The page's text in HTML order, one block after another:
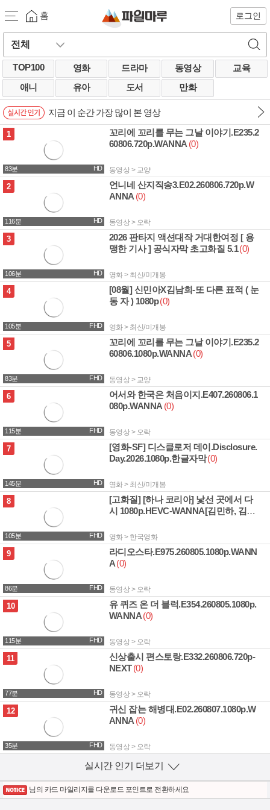
홈 로그인
TOP100 영화 드라마 동영상
교육
애니
유아 도서 만화
지금 이 순간 가장 많이 본 영상
1
83분 HD
꼬리에 꼬리를 무는 그날 이야기.E235.2
60806.720p.WANNA (0)
동영상 > 교양
2
116분 HD
언니네 산지직송3.E02.260806.720p.W
ANNA (0)
동영상 > 오락
3
106분 HD
2026 판타지 액션대작 거대한여정 [ 용
맹한 기사 ] 공식자막 초고화질 5.1(0)
영화 > 최신/미개봉
4
105분 FHD
[08월] 신민아X김남희-또 다른 표적 ( 눈
동 자 ) 1080p(0)
영화 > 최신/미개봉
5
83분 FHD
꼬리에 꼬리를 무는 그날 이야기.E235.2
60806.1080p.WANNA(0)
동영상 > 교양
6
115분 FHD
어서와 한국은 처음이지.E407.260806.1
080p.WANNA (0)
동영상 > 오락
7
145분 HD
[영화-SF] 디스클로저 데이.Disclosure.
Day.2026.1080p.한글자막(0)
영화 > 최신/미개봉
8
105분 FHD
[고화질] [하나 코리아] 낯선 곳에서 다
시 1080p.HEVC-WANNA[김민하, 김주
영화 > 한국영화
9
86분 FHD
라디오스타.E975.260805.1080p.WANN
A(0)
동영상 > 오락
10
115분 FHD
유 퀴즈 온 더 블럭.E354.260805.1080p.
WANNA(0)
동영상 > 오락
11
77분 HD
신상출시 편스토랑.E332.260806.720p-
NEXT (0)
동영상 > 오락
12
35분 FHD
귀신 잡는 해병대.E02.260807.1080p.W
ANNA (0)
동영상 > 오락
실시간 인기 더보기 열기
님의 카드 마일리지를 다운로드 포인트로 전환하세요